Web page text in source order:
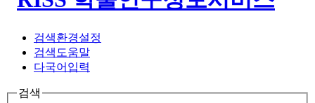
검색환경설정
검색도움말
다국어입력
검색